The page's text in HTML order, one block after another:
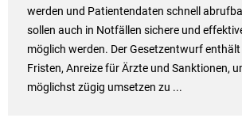
werden und Patientendaten schnell
sollen auch in Notfällen sichere und
möglich werden. Der Gesetzentwurf
Fristen, Anreize für Ärzte und Sanktionen,
möglichst zügig umsetzen zu ...